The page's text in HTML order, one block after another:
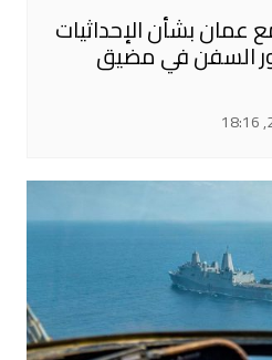
عمان بشأن الإحداثيات
السفن في مضيق